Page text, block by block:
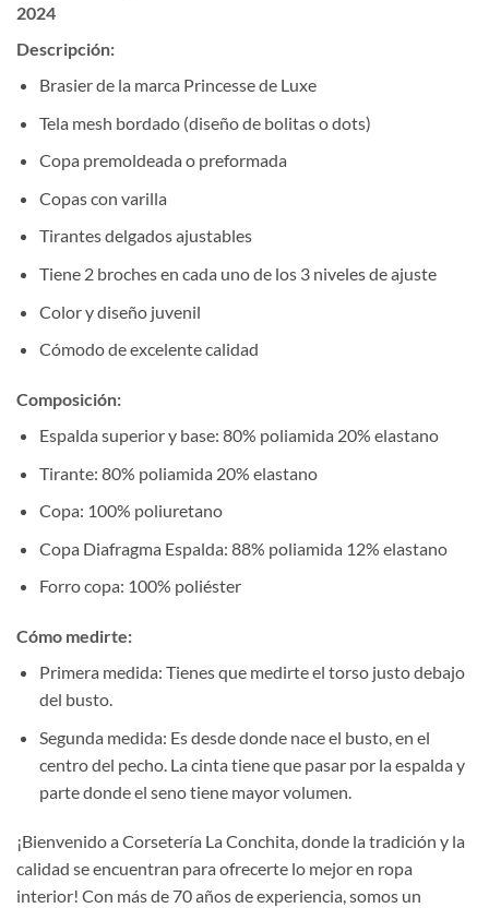
2024
Descripción:
Brasier de la marca Princesse de Luxe
Tela mesh bordado (diseño de bolitas o dots)
Copa premoldeada o preformada
Copas con varilla
Tirantes delgados ajustables
Tiene 2 broches en cada uno de los 3 niveles de ajuste
Color y diseño juvenil
Cómodo de excelente calidad
Composición:
Espalda superior y base: 80% poliamida 20% elastano
Tirante: 80% poliamida 20% elastano
Copa: 100% poliuretano
Copa Diafragma Espalda: 88% poliamida 12% elastano
Forro copa: 100% poliéster
Cómo medirte:
Primera medida: Tienes que medirte el torso justo debajo
del busto.
Segunda medida: Es desde donde nace el busto, en el
centro del pecho. La cinta tiene que pasar por la espalda y
parte donde el seno tiene mayor volumen.
¡Bienvenido a Corsetería La Conchita, donde la tradición y la
calidad se encuentran para ofrecerte lo mejor en ropa
interior! Con más de 70 años de experiencia, somos un